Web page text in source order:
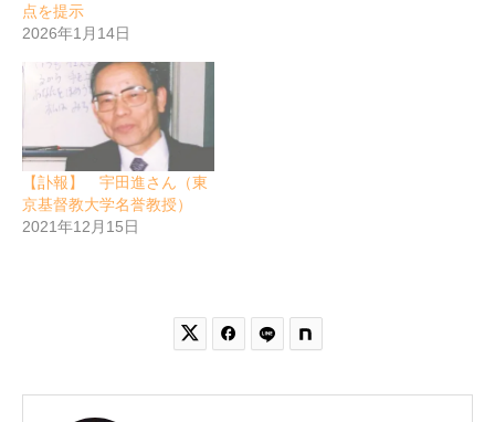
点を提示
2026年1月14日
【訃報】 宇田進さん（東
京基督教大学名誉教授）
2021年12月15日
 